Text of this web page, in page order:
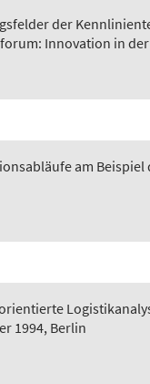
der
Innovation in
am Beispiel
1994, Berlin